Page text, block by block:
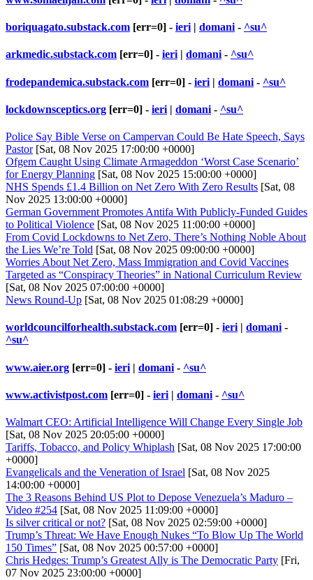
boriquagato.substack.com [err=0] - ieri | domani - ^su^
arkmedic.substack.com [err=0] - ieri | domani - ^su^
frodepandemica.substack.com [err=0] - ieri | domani - ^su^
lockdownsceptics.org [err=0] - ieri | domani - ^su^
Police Say Bible Verse on Campervan Could Be Hate Speech, Says
Pastor[Sat, 08 Nov 2025 17:00:00 +0000]
Ofgem Caught Using Climate Armageddon ‘Worst Case Scenario’
for Energy Planning [Sat, 08 Nov 2025 15:00:00 +0000]
NHS Spends £1.4 Billion on Net Zero With Zero Results [Sat, 08
Nov 2025 13:00:00 +0000]
German Government Promotes Antifa With Publicly-Funded Guides
to Political Violence [Sat, 08 Nov 2025 11:00:00 +0000]
From Covid Lockdowns to Net Zero, There’s Nothing Noble About
the Lies We’re Told [Sat, 08 Nov 2025 09:00:00 +0000]
Worries About Net Zero, Mass Immigration and Covid Vaccines
Targeted as “Conspiracy Theories” in National Curriculum Review
[Sat, 08 Nov 2025 07:00:00 +0000]
News Round-Up [Sat, 08 Nov 2025 01:08:29 +0000]
worldcouncilforhealth.substack.com [err=0] - ieri | domani -
^su^
www.aier.org [err=0] - ieri | domani - ^su^
www.activistpost.com [err=0] - ieri | domani - ^su^
Walmart CEO: Artificial Intelligence Will Change Every Single Job
[Sat, 08 Nov 2025 20:05:00 +0000]
Tariffs, Tobacco, and Policy Whiplash [Sat, 08 Nov 2025 17:00:00
+0000]
Evangelicals and the Veneration of Israel [Sat, 08 Nov 2025
14:00:00 +0000]
The 3 Reasons Behind US Plot to Depose Venezuela’s Maduro –
Video #254 [Sat, 08 Nov 2025 11:09:00 +0000]
Is silver critical or not? [Sat, 08 Nov 2025 02:59:00 +0000]
Trump’s Threat: We Have Enough Nukes “To Blow Up The World
150 Times” [Sat, 08 Nov 2025 00:57:00 +0000]
Chris Hedges: Trump’s Greatest Ally is The Democratic Party [Fri,
07 Nov 2025 23:00:00 +0000]